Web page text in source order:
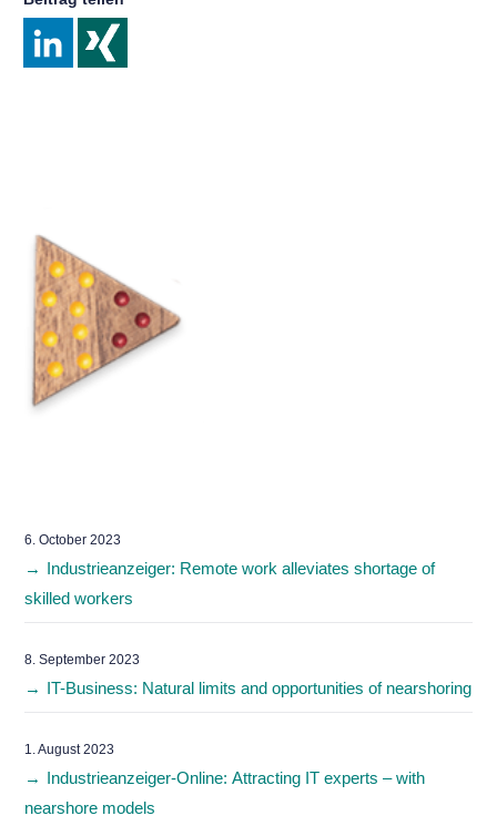
6. October 2023
Industrieanzeiger: Remote work alleviates shortage of
skilled workers
8. September 2023
IT-Business: Natural limits and opportunities of nearshoring
1. August 2023
Industrieanzeiger-Online: Attracting IT experts – with
nearshore models